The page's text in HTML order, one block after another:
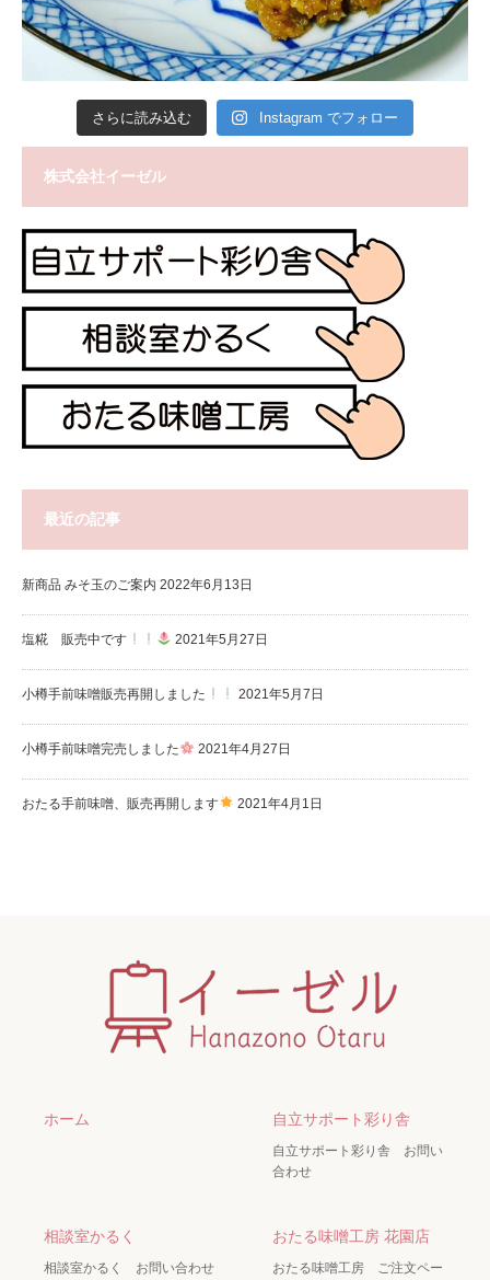
さらに読み込む Instagram でフォロー
株式会社イーゼル
最近の記事
新商品 みそ玉のご案内 2022年6月13日
塩糀 販売中です 2021年5月27日
小樽手前味噌販売再開しました 2021年5月7日
小樽手前味噌完売しました 2021年4月27日
おたる手前味噌、販売再開します 2021年4月1日
ホーム 自立サポート彩り舎
自立サポート彩り舎 お問い
合わせ
相談室かるく
相談室かるく お問い合わせ
おたる味噌工房 花園店
おたる味噌工房 ご注文ペー